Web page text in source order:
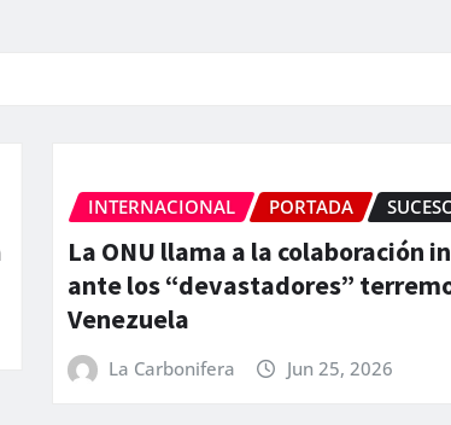
INTERNACIONAL PORTADA
La ONU llama a la colaboración
ante los “devastadores”
Venezuela
La Carbonifera Jun 25, 2026